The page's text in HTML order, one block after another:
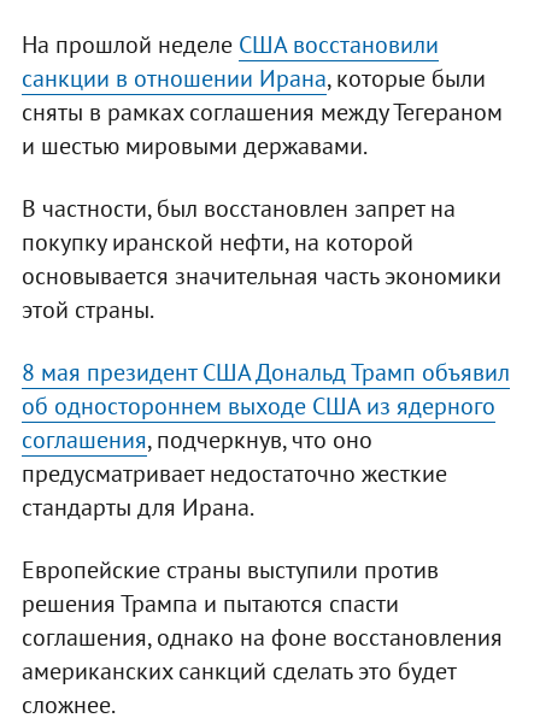
На прошлой неделе США восстановили
санкции в отношении Ирана, которые были
сняты в рамках соглашения между Тегераном
и шестью мировыми державами.
В частности, был восстановлен запрет на
покупку иранской нефти, на которой
основывается значительная часть экономики
этой страны.
8 мая президент США Дональд Трамп объявил
об одностороннем выходе США из ядерного
соглашения, подчеркнув, что оно
предусматривает недостаточно жесткие
стандарты для Ирана.
Европейские страны выступили против
решения Трампа и пытаются спасти
соглашения, однако на фоне восстановления
американских санкций сделать это будет
сложнее.